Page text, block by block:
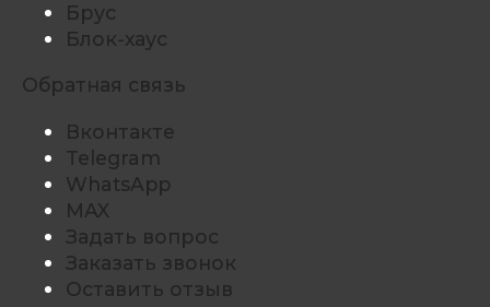
Брус
Блок-хаус
Обратная связь
Вконтакте
Telegram
WhatsApp
MAX
Задать вопрос
Заказать звонок
Оставить отзыв